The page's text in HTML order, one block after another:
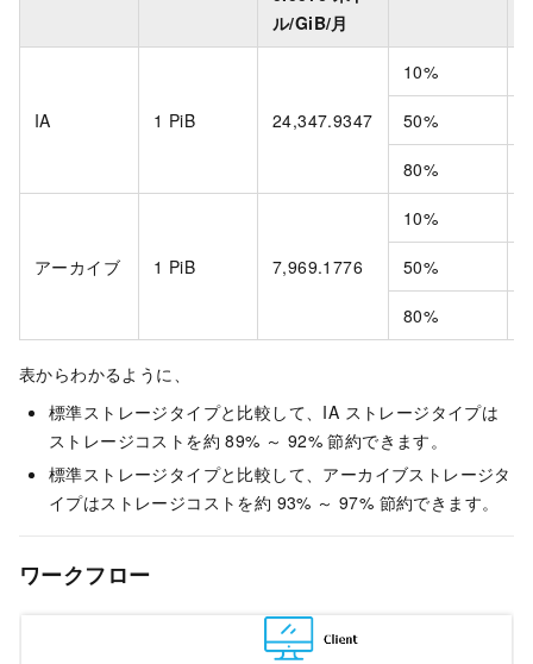
ル/GiB/月
IA 1 PiB 24,347.9347
10%
50%
80%
アーカイブ 1 PiB 7,969.1776
10%
50%
80%
表からわかるように、
標準ストレージタイプと比較して、IA ストレージタイプは
ストレージコストを約 89% ～ 92% 節約できます。
標準ストレージタイプと比較して、アーカイブストレージタ
イプはストレージコストを約 93% ～ 97% 節約できます。
ワークフロー